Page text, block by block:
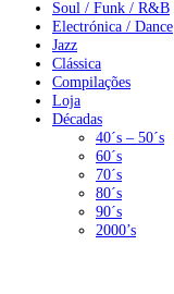
Soul / Funk / R&B
Electrónica / Dance
Jazz
Clássica
Compilações
Loja
Décadas
40´s – 50´s
60´s
70´s
80´s
90´s
2000’s